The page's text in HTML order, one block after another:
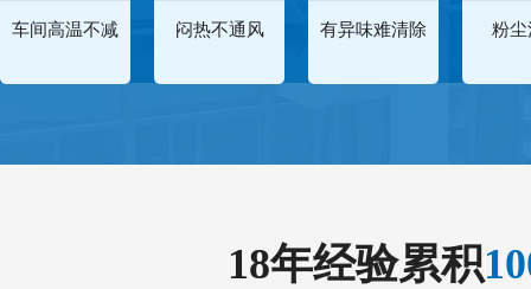
车间高温不减 闷热不通风 有异味难清除 粉尘
18年经验累积